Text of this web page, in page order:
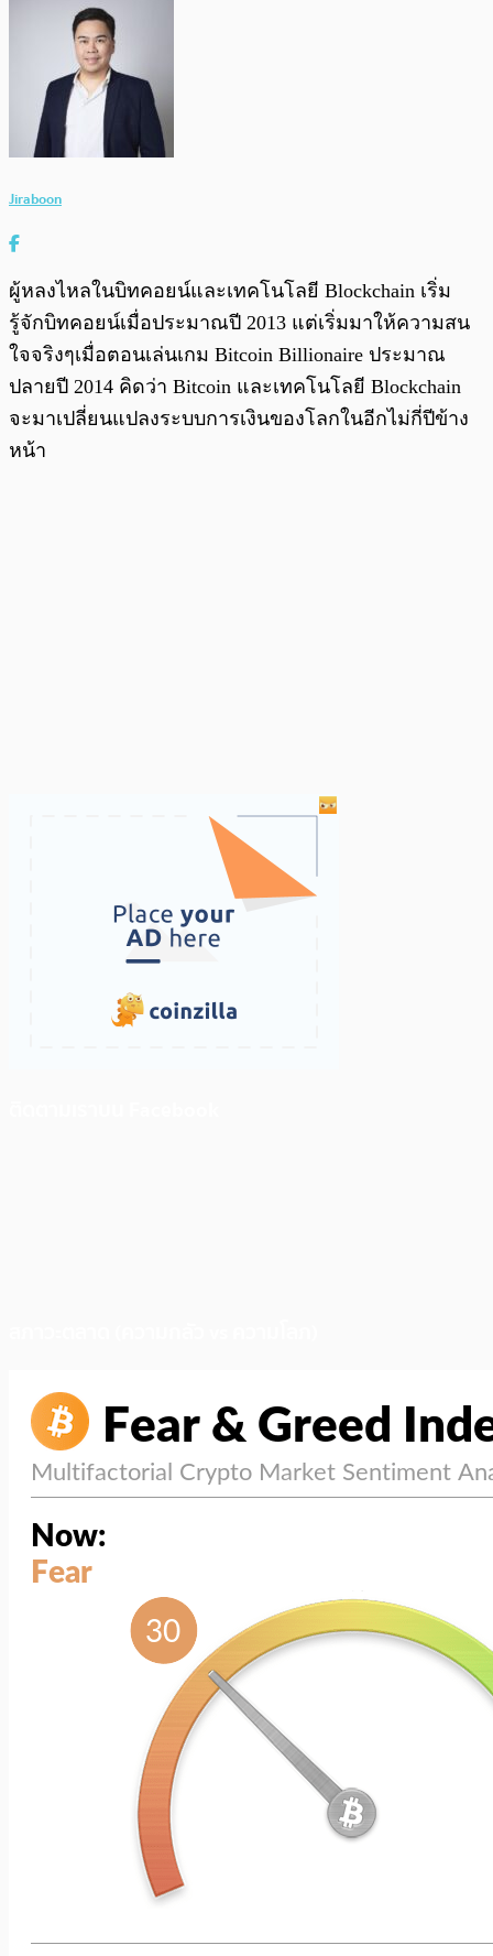
Jiraboon
ผู้หลงไหลในบิทคอยน์และเทคโนโลยี Blockchain เริ่ม
รู้จักบิทคอยน์เมื่อประมาณปี 2013 แต่เริ่มมาให้ความสน
ใจจริงๆเมื่อตอนเล่นเกม Bitcoin Billionaire ประมาณ
ปลายปี 2014 คิดว่า Bitcoin และเทคโนโลยี Blockchain
จะมาเปลี่ยนแปลงระบบการเงินของโลกในอีกไม่กี่ปีข้าง
หน้า